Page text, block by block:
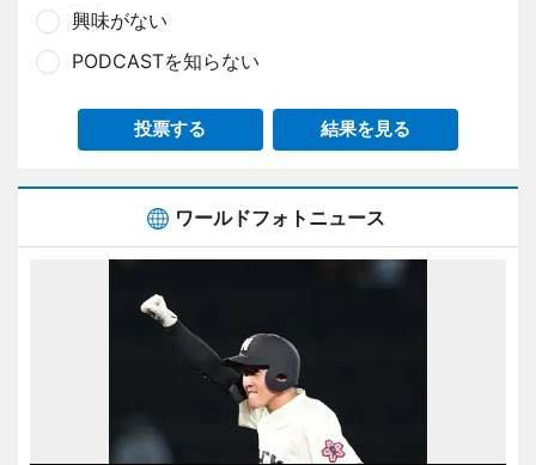
興味がない
PODCASTを知らない
投票する 結果を見る
ワールドフォトニュース